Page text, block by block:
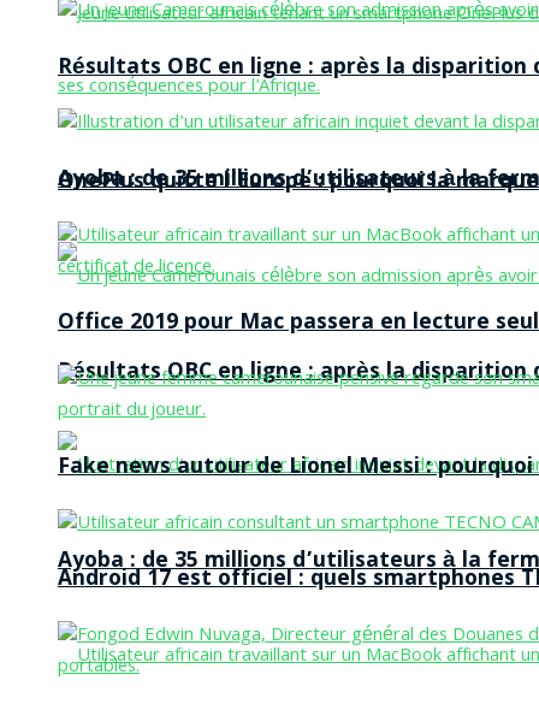
OnePlus quitte l’Europe : pourquoi la
Résultats OBC en ligne : après la disparition
Ayoba : de 35 millions d’utilisateurs à la
Résultats OBC en ligne : après la disparition
Ayoba : de 35 millions d’utilisateurs à la
Office 2019 pour Mac passera en lecture
Fake news autour de Lionel Messi :
Android 17 est officiel : quels smartphones